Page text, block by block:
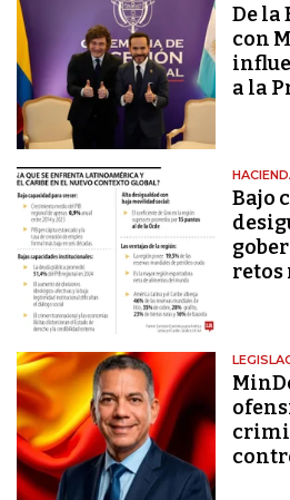
De la
con
a la
Bajo
retos